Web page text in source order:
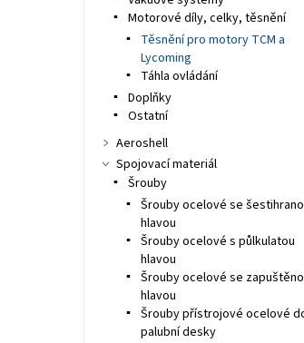
Motorové díly, celky, těsnění
Těsnění pro motory TCM a
Lycoming
Táhla ovládání
Doplňky
Ostatní
Aeroshell
Spojovací materiál
Šrouby
Šrouby ocelové se
hlavou
Šrouby ocelové s půlkulatou
hlavou
Šrouby ocelové se
hlavou
Šrouby přístrojové ocelové
palubní desky